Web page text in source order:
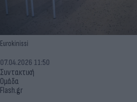
Eurokinissi
Συντακτική
Ομάδα
Flash.gr
07.04.2026 11:50